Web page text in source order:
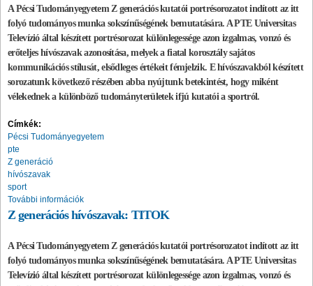
A Pécsi Tudományegyetem Z generációs kutatói portrésorozatot indított az itt
folyó tudományos munka sokszínűségének bemutatására. A PTE Universitas
Televízió által készített portrésorozat különlegessége azon izgalmas, vonzó és
erőteljes hívószavak azonosítása, melyek a fiatal korosztály sajátos
kommunikációs stílusát, elsődleges értékeit fémjelzik. E hívószavakból készített
sorozatunk következő részében abba nyújtunk betekintést, hogy miként
vélekednek a különböző tudományterületek ifjú kutatói a sportról.
Címkék:
Pécsi Tudományegyetem
pte
Z generáció
hívószavak
sport
További információk
Z generációs hívószavak: TITOK
A Pécsi Tudományegyetem Z generációs kutatói portrésorozatot indított az itt
folyó tudományos munka sokszínűségének bemutatására. A PTE Universitas
Televízió által készített portrésorozat különlegessége azon izgalmas, vonzó és